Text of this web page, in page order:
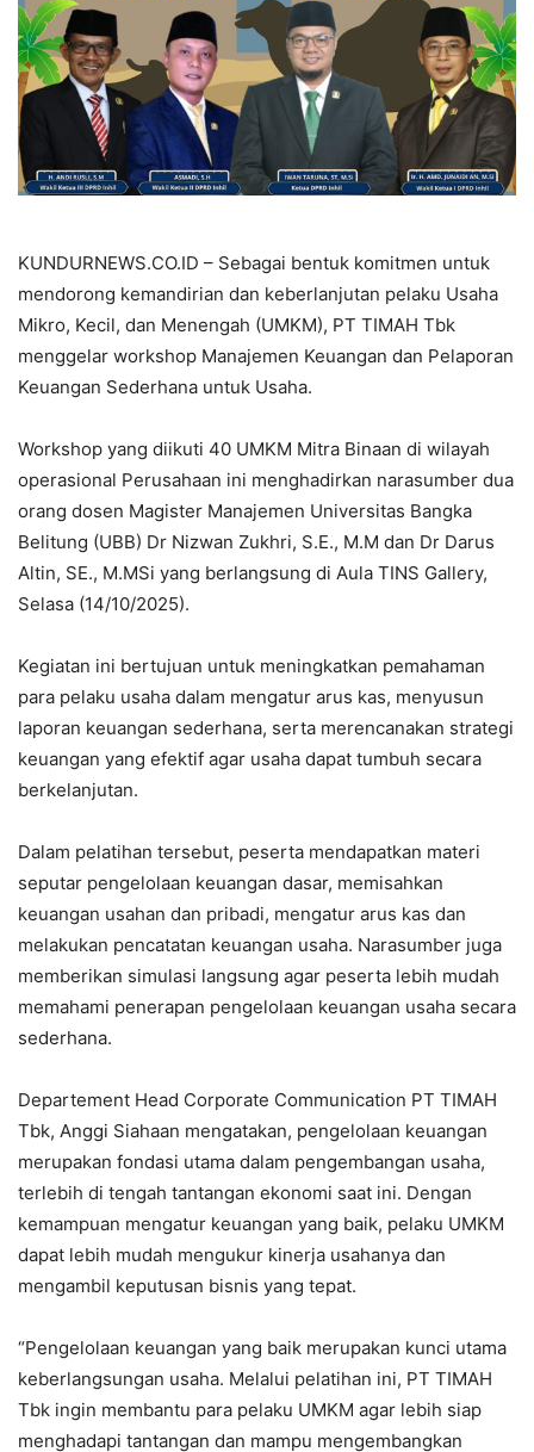
KUNDURNEWS.CO.ID – Sebagai bentuk komitmen untuk
mendorong kemandirian dan keberlanjutan pelaku Usaha
Mikro, Kecil, dan Menengah (UMKM), PT TIMAH Tbk
menggelar workshop Manajemen Keuangan dan Pelaporan
Keuangan Sederhana untuk Usaha.
Workshop yang diikuti 40 UMKM Mitra Binaan di wilayah
operasional Perusahaan ini menghadirkan narasumber dua
orang dosen Magister Manajemen Universitas Bangka
Belitung (UBB) Dr Nizwan Zukhri, S.E., M.M dan Dr Darus
Altin, SE., M.MSi yang berlangsung di Aula TINS Gallery,
Selasa (14/10/2025).
Kegiatan ini bertujuan untuk meningkatkan pemahaman
para pelaku usaha dalam mengatur arus kas, menyusun
laporan keuangan sederhana, serta merencanakan strategi
keuangan yang efektif agar usaha dapat tumbuh secara
berkelanjutan.
Dalam pelatihan tersebut, peserta mendapatkan materi
seputar pengelolaan keuangan dasar, memisahkan
keuangan usahan dan pribadi, mengatur arus kas dan
melakukan pencatatan keuangan usaha. Narasumber juga
memberikan simulasi langsung agar peserta lebih mudah
memahami penerapan pengelolaan keuangan usaha secara
sederhana.
Departement Head Corporate Communication PT TIMAH
Tbk, Anggi Siahaan mengatakan, pengelolaan keuangan
merupakan fondasi utama dalam pengembangan usaha,
terlebih di tengah tantangan ekonomi saat ini. Dengan
kemampuan mengatur keuangan yang baik, pelaku UMKM
dapat lebih mudah mengukur kinerja usahanya dan
mengambil keputusan bisnis yang tepat.
“Pengelolaan keuangan yang baik merupakan kunci utama
keberlangsungan usaha. Melalui pelatihan ini, PT TIMAH
Tbk ingin membantu para pelaku UMKM agar lebih siap
menghadapi tantangan dan mampu mengembangkan